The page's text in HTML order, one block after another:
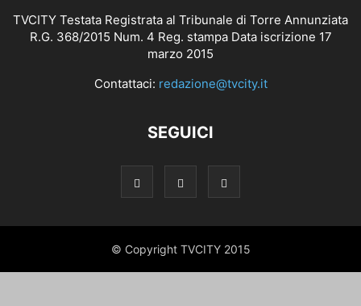
TVCITY Testata Registrata al Tribunale di Torre Annunziata
R.G. 368/2015 Num. 4 Reg. stampa Data iscrizione 17
marzo 2015
Contattaci: redazione@tvcity.it
SEGUICI
© Copyright TVCITY 2015